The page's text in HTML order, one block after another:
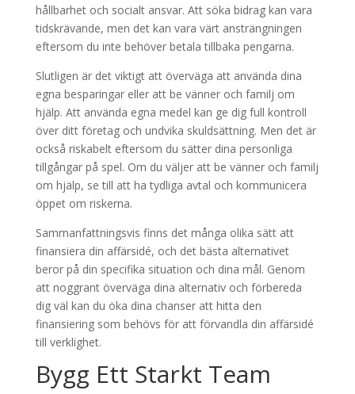
hållbarhet och socialt ansvar. Att söka bidrag kan vara
tidskrävande, men det kan vara värt ansträngningen
eftersom du inte behöver betala tillbaka pengarna.
Slutligen är det viktigt att överväga att använda dina
egna besparingar eller att be vänner och familj om
hjälp. Att använda egna medel kan ge dig full kontroll
över ditt företag och undvika skuldsättning. Men det är
också riskabelt eftersom du sätter dina personliga
tillgångar på spel. Om du väljer att be vänner och familj
om hjälp, se till att ha tydliga avtal och kommunicera
öppet om riskerna.
Sammanfattningsvis finns det många olika sätt att
finansiera din affärsidé, och det bästa alternativet
beror på din specifika situation och dina mål. Genom
att noggrant överväga dina alternativ och förbereda
dig väl kan du öka dina chanser att hitta den
finansiering som behövs för att förvandla din affärsidé
till verklighet.
Bygg Ett Starkt Team